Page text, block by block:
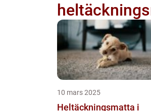
10 mars 2025
Heltäckningsmatta i